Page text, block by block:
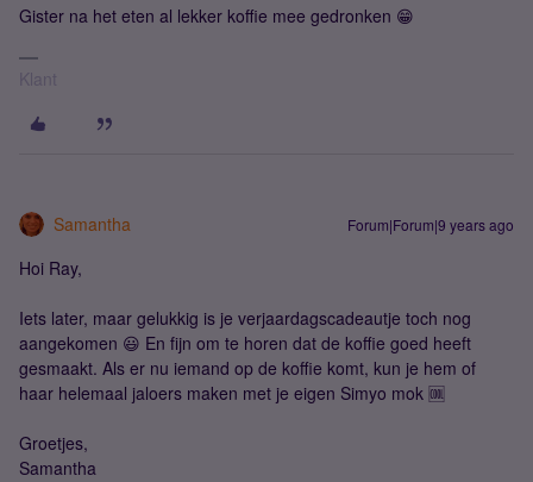
Gister na het eten al lekker koffie mee gedronken 😁
Klant
Samantha Forum|Forum|9 years ago
Hoi Ray,
Iets later, maar gelukkig is je verjaardagscadeautje toch nog
aangekomen 😃 En fijn om te horen dat de koffie goed heeft
gesmaakt. Als er nu iemand op de koffie komt, kun je hem of
haar helemaal jaloers maken met je eigen Simyo mok 🆒
Groetjes,
Samantha